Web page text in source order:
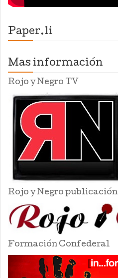
Paper.li
Mas información
Rojo y Negro TV
Rojo y Negro publicación
Formación Confederal